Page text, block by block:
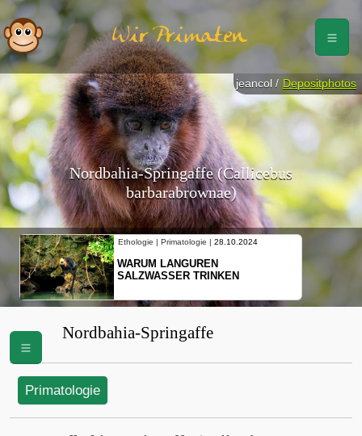
Wir Primaten
Nordbahia-Springaffe (Callicebus
barbarabrownae)
Ethologie | Primatologie | 28.10.2024
WARUM LANGUREN
SALZWASSER TRINKEN
jeancol / Depositphotos
Nordbahia-Springaffe
Primatologie